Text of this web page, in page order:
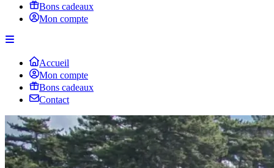
Bons cadeaux
Mon compte
Accueil
Mon compte
Bons cadeaux
Contact